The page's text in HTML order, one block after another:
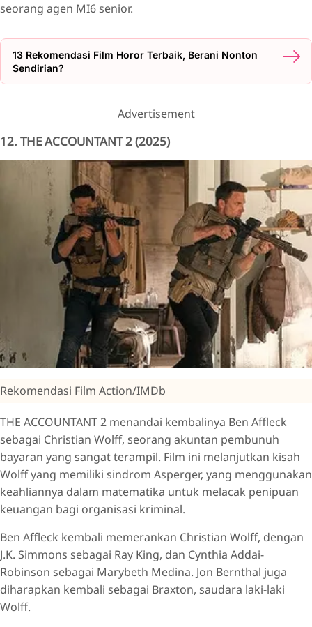
seorang agen MI6 senior.
13 Rekomendasi Film Horor Terbaik, Berani Nonton
Sendirian?
Advertisement
12. THE ACCOUNTANT 2 (2025)
Rekomendasi Film Action/IMDb
THE ACCOUNTANT 2 menandai kembalinya Ben Affleck
sebagai Christian Wolff, seorang akuntan pembunuh
bayaran yang sangat terampil. Film ini melanjutkan kisah
Wolff yang memiliki sindrom Asperger, yang menggunakan
keahliannya dalam matematika untuk melacak penipuan
keuangan bagi organisasi kriminal.
Ben Affleck kembali memerankan Christian Wolff, dengan
J.K. Simmons sebagai Ray King, dan Cynthia Addai-
Robinson sebagai Marybeth Medina. Jon Bernthal juga
diharapkan kembali sebagai Braxton, saudara laki-laki
Wolff.